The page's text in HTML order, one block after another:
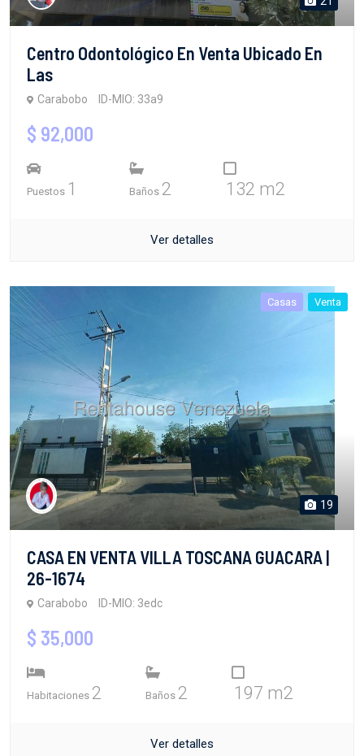
Centro Odontológico En Venta Ubicado En
Las
Carabobo ID-MIO: 33a9
$ 92,000
Puestos 1 Baños 2 132 m2
Ver detalles
Casas Venta
19
CASA EN VENTA VILLA TOSCANA GUACARA |
26-1674
Carabobo ID-MIO: 3edc
$ 35,000
Habitaciones 2 Baños 2 197 m2
Ver detalles